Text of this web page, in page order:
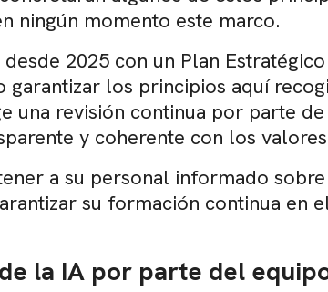
ningún momento este marco.
2025 con un Plan
los principios aquí
una revisión continua por parte de
y coherente con los
a su personal informado
su formación continua en
la IA por parte del